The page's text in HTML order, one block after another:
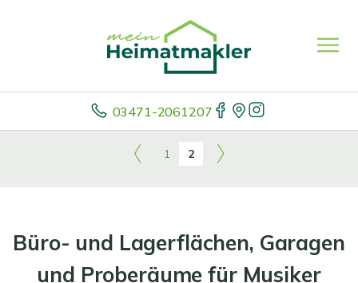
03471-2061207
1 2
Büro- und Lagerflächen, Garagen
und Proberäume für Musiker